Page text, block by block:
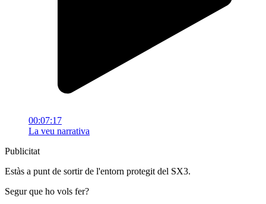
00:07:17
La veu narrativa
Publicitat
Estàs a punt de sortir de l'entorn protegit del SX3.
Segur que ho vols fer?